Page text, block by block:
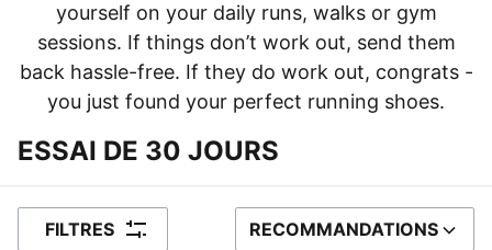
yourself on your daily runs, walks or gym
sessions. If things don’t work out, send them
back hassle-free. If they do work out, congrats -
you just found your perfect running shoes.
ESSAI DE 30 JOURS
FILTRES TRIER PAR
RECOMMANDATIONS